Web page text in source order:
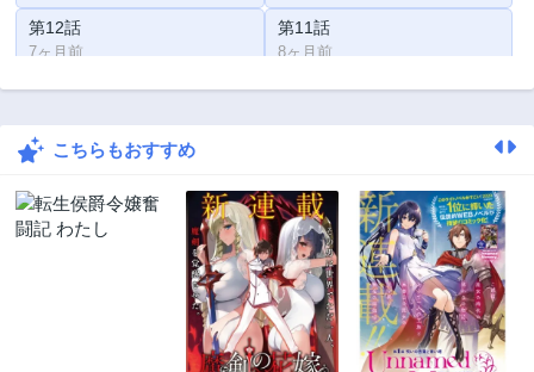
第12話
7ヶ月前
第11話
8ヶ月前
第10話 第9話
第8話
第6話
10ヶ月前
第5話
11ヶ月前
第3話
11ヶ月前
第1話
11ヶ月前
こちらもおすすめ